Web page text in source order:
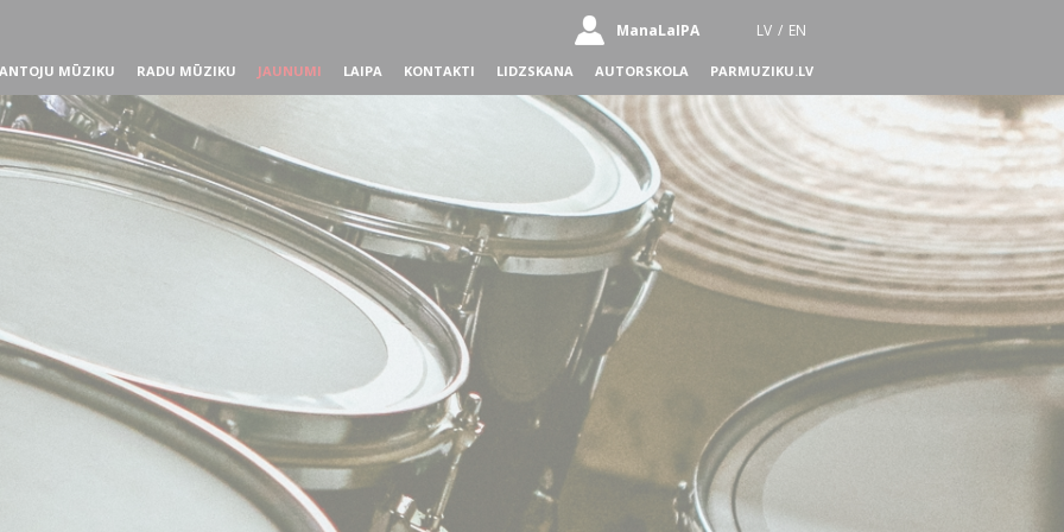
ManaLaIPA LV / EN
MŪZIKU RADU MŪZIKU JAUNUMI LAIPA KONTAKTI LIDZSKANA AUTORSKOLA PARMUZIKU.LV